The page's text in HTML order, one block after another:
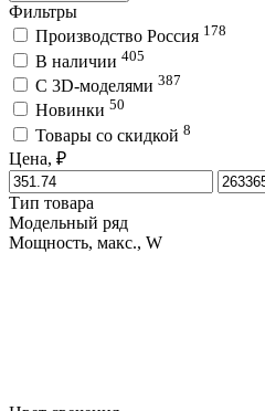
Фильтры
Производство Россия 178
В наличии 405
C 3D-моделями 387
Новинки 50
Товары со скидкой 8
Цена, ₽
Тип товара
Модельный ряд
Мощность, макс., W